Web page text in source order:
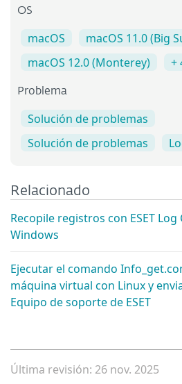
OS
macOS
macOS 11.0 (Big
macOS 12.0 (Monterey)
+
Problema
Solución de problemas
Solución de problemas
Relacionado
Recopile registros con ESET
Windows
Ejecutar el comando
máquina virtual con Linux y
Equipo de soporte de ESET
Última revisión: 26 nov. 2025